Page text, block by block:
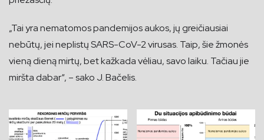
„Tai yra nematomos pandemijos aukos, jų greičiausiai
nebūtų, jei neplistų SARS-CoV-2 virusas. Taip, šie žmonės
vieną dieną mirtų, bet kažkada vėliau, savo laiku. Tačiau jie
miršta dabar“, – sako J. Bačelis.